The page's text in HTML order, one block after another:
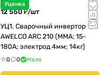
Уценка
12 550 ₽/шт
УЦ1. Сварочный инвертор
AWELCO ARC 210 (MMA; 15-
180А; электрод 4мм; 14кг)
0 0 Мало